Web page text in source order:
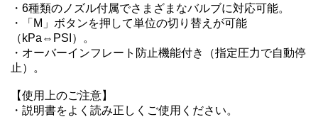
・6種類のノズル付属でさまざまなバルブに対応可能。
・「M」ボタンを押して単位の切り替えが可能
（kPa⇔PSI）。
・オーバーインフレート防止機能付き（指定圧力で自動停
止）。
【使用上のご注意】
・説明書をよく読み正しくご使用ください。